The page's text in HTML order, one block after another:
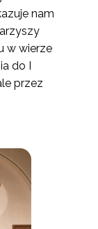
nam
w wierze
do I
przez